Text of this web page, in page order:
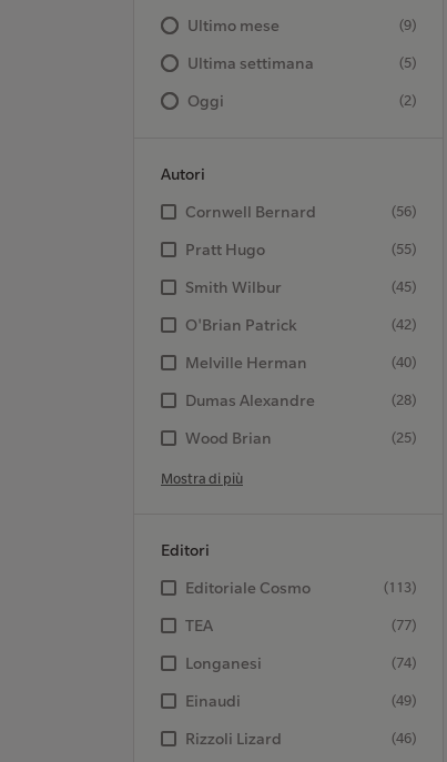
Ultimo mese (9)
Ultima settimana (5)
Oggi (2)
Autori
Cornwell Bernard
(56)
Pratt Hugo (55)
Smith Wilbur (45)
O'Brian Patrick (42)
Melville Herman (40)
Dumas Alexandre (28)
Wood Brian (25)
Mostra di più
Editori
Editoriale Cosmo
(113)
TEA (77)
Longanesi (74)
Einaudi (49)
Rizzoli Lizard (46)